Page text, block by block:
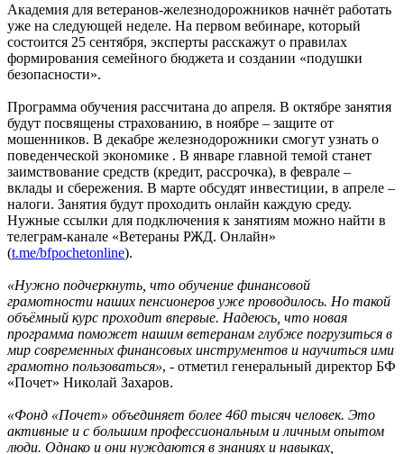
Академия для ветеранов-железнодорожников начнёт работать
уже на следующей неделе. На первом вебинаре, который
состоится 25 сентября, эксперты расскажут о правилах
формирования семейного бюджета и создании «подушки
безопасности».
Программа обучения рассчитана до апреля. В октябре занятия
будут посвящены страхованию, в ноябре – защите от
мошенников. В декабре железнодорожники смогут узнать о
поведенческой экономике . В январе главной темой станет
заимствование средств (кредит, рассрочка), в феврале –
вклады и сбережения. В марте обсудят инвестиции, в апреле –
налоги. Занятия будут проходить онлайн каждую среду.
Нужные ссылки для подключения к занятиям можно найти в
телеграм-канале «Ветераны РЖД. Онлайн»
(t.me/bfpochetonline).
«Нужно подчеркнуть, что обучение финансовой
грамотности наших пенсионеров уже проводилось. Но такой
объёмный курс проходит впервые. Надеюсь, что новая
программа поможет нашим ветеранам глубже погрузиться в
мир современных финансовых инструментов и научиться ими
грамотно пользоваться», - отметил генеральный директор БФ
«Почет» Николай Захаров.
«Фонд «Почет» объединяет более 460 тысяч человек. Это
активные и с большим профессиональным и личным опытом
люди. Однако и они нуждаются в знаниях и навыках,